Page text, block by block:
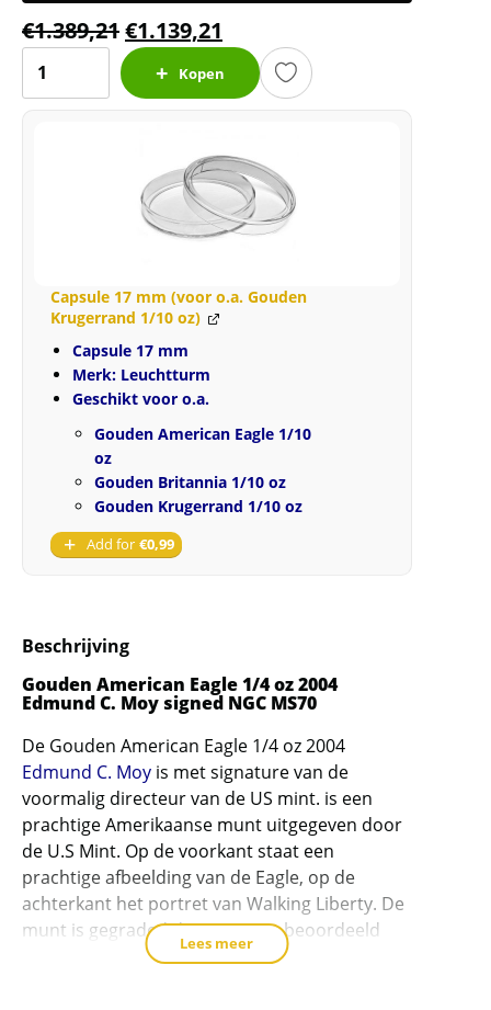
€1.389,21€1.139,21
American
signed
MS70
gecertificeerd
Kopen
Capsule 17 mm (voor o.a. Gouden
Krugerrand 1/10 oz)
Capsule 17 mm
Merk: Leuchtturm
Geschikt voor o.a.
Gouden American Eagle 1/10
oz
Gouden Britannia 1/10 oz
Gouden Krugerrand 1/10 oz
Add for €0,99
Beschrijving
Gouden American Eagle 1/4 oz 2004
Edmund C. Moy signed NGC MS70
De Gouden American Eagle 1/4 oz 2004
Edmund C. Moy is met signature van de
voormalig directeur van de US mint. is een
prachtige Amerikaanse munt uitgegeven door
de U.S Mint. Op de voorkant staat een
prachtige afbeelding van de Eagle, op de
achterkant het portret van Walking Liberty. De
munt is gegraded door NGC en beoordeeld
met een kwaliteitsscore van MS70 (munten
Lees meer